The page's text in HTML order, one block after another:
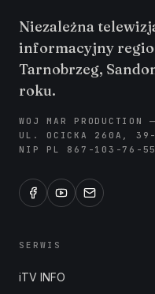
Niezależna
informacyjny
Tarnobrzeg,
roku.
WOJ MAR PRODUCTION
UL. OCICKA 260A, 39-
NIP PL 867-103-76-55
SERWIS
iTV INFO